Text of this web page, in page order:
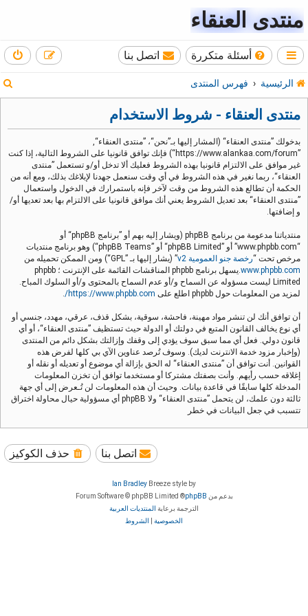
منتدى العنقاء
أسئلة متكررة اتصل بنا
الرئيسية فهرس المنتدى
منتدى العنقاء - شروط الاستخدام
بدخولك ”منتدى العنقاء“ (المشار إليها بـ”نحن“، ”منتدى العنقاء“,
”https://www.alankaa.com/forum“) فإنك توافق قانونيا على الشروط التالية، إذا كنت
غير موافق على الالتزام قانونيا بهذه الشروط فعليك ألا تدخل أو/و تستعمل ”منتدى
العنقاء“، ربما نغير في هذه الشروط في أي وقت سنعمل جهدنا لإبلاغك بذلك، ومع أنه من
الحكمة أن تطالع هذه الشروط من وقت لآخر فإنه باستمرارك في الدخول واستعمال
”منتدى العنقاء“ بعد تعديل الشروط يعني أنك موافق قانونيا على الالتزام بها بعد تعديها أو/
و إضافتها.
منتدياتنا مدعومة من برنامج phpBB (ويشار إليه بهم أو ”برنامج phpBB“ أو
“www.phpbb.com” أو ”phpBB Limited“ أو ”phpBB Teams“) وهو برنامج منتديات
مرخص تحت “رخصة جنو العمومية v2
” (يشار إليها بـ ”GPL“) ومن الممكن تحميله من
www.phpbb.com
.يسهل برنامج phpbb المناقشات القائمة على الإنترنت ؛ phpbb
Limited ليست مسؤوله عن السماح و/أو عدم السماح بالمحتوى و/أو السلوك المباح.
لمزيد من المعلومات حول phpbb اطلع على
https://www.phpbb.com/
.
أن توافق أنك لن تنشر مواد مهينة، فاحشة، سوقية، بشكل قذف، عرقي، مهدد، جنسي أو
أي نوع يخالف القانون المتبع في دولتك أو الدولة حيث تستظيف ”منتدى العنقاء“، أو أي
قانون دولي. فعل أي مما سبق سوف يؤدي إلى وقفك وإزالتك بشكل دائم من المنتدى
(وإخبار مزود خدمة الانترنت لديك). وسوف تُرصد عناوين الآي بي كلها لفرض هذه
القوانين. أنت توافق أن ”منتدى العنقاء“ له الحق بإزالة أي موضوع أو تعديله أو نقله أو
إغلاقه حسب رأيهم. وأنت بصفتك مشتركا أو مستخدما توافق أن تخزن المعلومات
المدخلة كلها سابقًا في قاعدة بيانات. وحيث أن هذه المعلومات لن تُـعرض إلى أي جهة
ثالثة دون علمك، لن يتحمل ”منتدى العنقاء“ ولا phpBB أي مسؤولية حيال محاولة اختراق
تتسبب في جعل البيانات في خطر
حذف الكوكيز اتصل بنا
Breeze style by
Ian Bradley
بدعم من phpBB
® Forum Software © phpBB Limited
الترجمة برعاية المنتديات العربية
الخصوصية
الشروط